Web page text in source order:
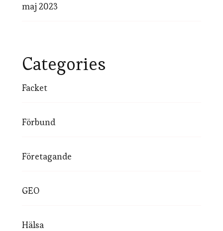
maj 2023
Categories
Facket
Förbund
Företagande
GEO
Hälsa